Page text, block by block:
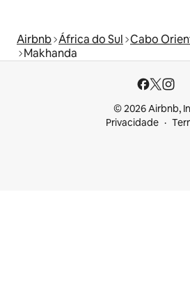
Airbnb África do Sul Cabo
Makhanda
© 2026 Airbnb,
Privacidade